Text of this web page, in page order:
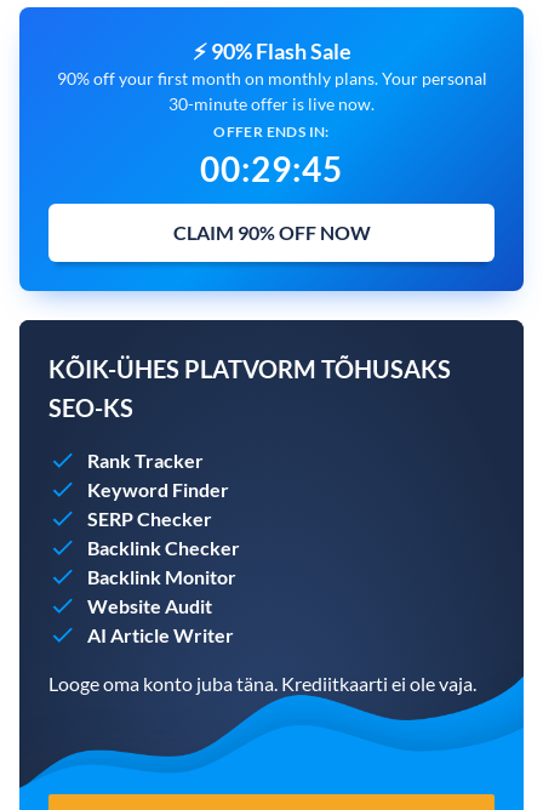
⚡ 90% Flash Sale
90% off your first month on monthly plans. Your personal
30-minute offer is live now.
OFFER ENDS IN:
00:29:44
CLAIM 90% OFF NOW
KÕIK-ÜHES PLATVORM TÕHUSAKS
SEO-KS
Rank Tracker
Keyword Finder
SERP Checker
Backlink Checker
Backlink Monitor
Website Audit
AI Article Writer
Looge oma konto juba täna. Krediitkaarti ei ole vaja.